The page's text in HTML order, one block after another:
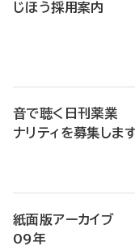
じほう採用案内
音で聴く日刊薬業
ナリティを募集しま
紙面版アーカイ
09年